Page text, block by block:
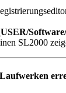
SL2000